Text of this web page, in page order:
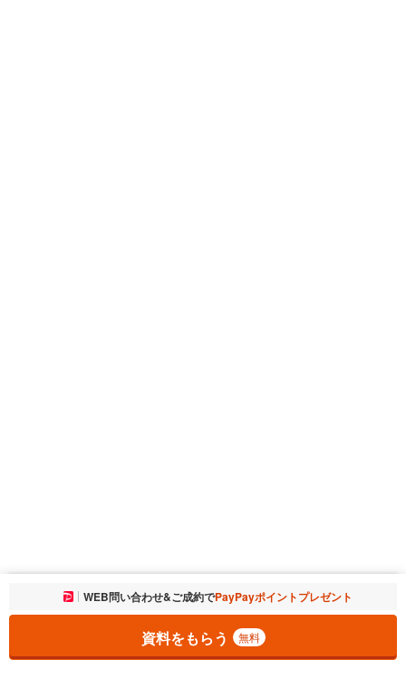
お気に入りに追加しました。 一覧を開く
WEB問い合わせ&ご成約でPayPayポイントプレゼント
資料をもらう 無料